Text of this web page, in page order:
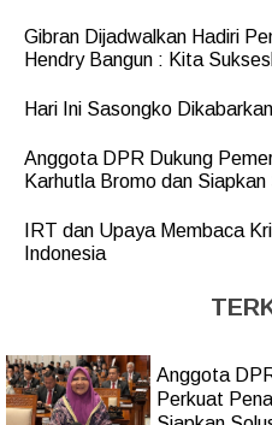
Gibran Dijadwalkan Hadiri
Hendry Bangun : Kita
Hari Ini Sasongko
Anggota DPR Dukung
Karhutla Bromo dan
IRT dan Upaya Membaca
Indonesia
Anggota
Perkuat